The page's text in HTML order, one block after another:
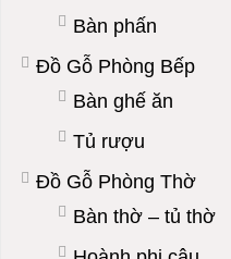
Bàn phấn
Đồ Gỗ Phòng Bếp
Bàn ghế ăn
Tủ rượu
Đồ Gỗ Phòng Thờ
Bàn thờ – tủ thờ